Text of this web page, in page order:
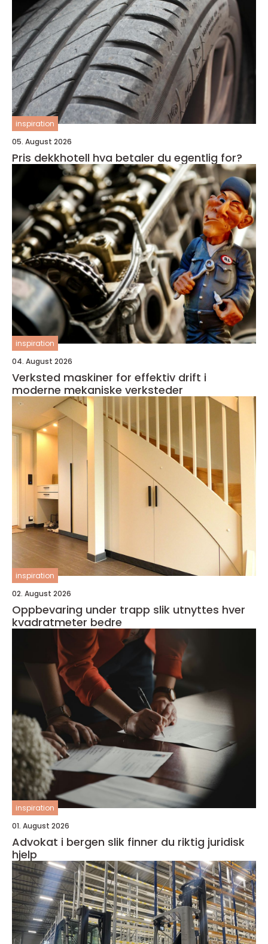
inspiration
05. August 2026
Pris dekkhotell hva betaler du egentlig for?
inspiration
04. August 2026
Verksted maskiner for effektiv drift i
moderne mekaniske verksteder
inspiration
02. August 2026
Oppbevaring under trapp slik utnyttes hver
kvadratmeter bedre
inspiration
01. August 2026
Advokat i bergen slik finner du riktig juridisk
hjelp